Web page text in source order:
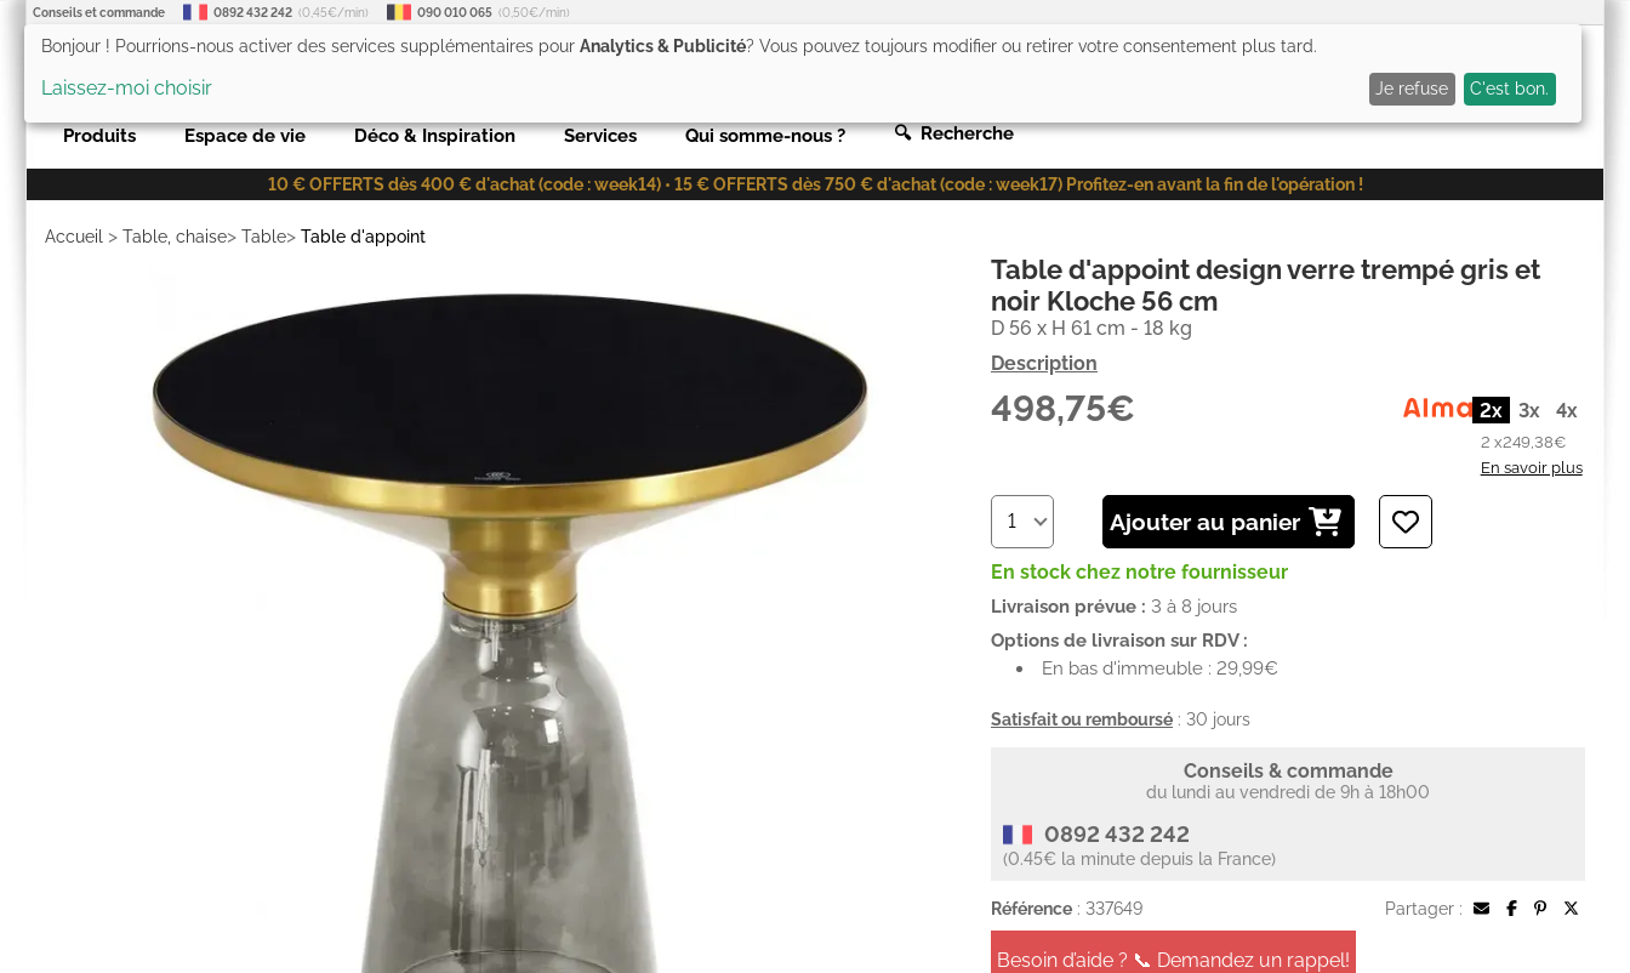
Conseils et commande 0892 432 242 (0,45€/min) 090 010 065 (0,50€/min)
0) Mon panier (0
Produits Espace de vie Déco & Inspiration Services Qui somme-nous ? 🔍 Recherche
10 € OFFERTS dès 400 € d'achat (code : week14) • 15 € OFFERTS dès 750 € d'achat (code : week17) Profitez-en avant la fin de l'opération !
Accueil > Table, chaise> Table> Table d'appoint
Table d'appoint design verre trempé gris et
noir Kloche 56 cm
D 56 x H 61 cm - 18 kg
Description
498,75€ 2x 3x 4x
2 x249,38€
En savoir plus
Ajouter au panier
En stock chez notre fournisseur
Livraison prévue : 3 à 8 jours
Options de livraison sur RDV :
En bas d'immeuble : 29,99€
Satisfait ou remboursé : 30 jours
Conseils & commande
du lundi au vendredi de 9h à 18h00
0892 432 242
(0.45€ la minute depuis la France)
Référence : 337649 Partager :
Besoin d’aide ? 📞 Demandez un rappel!
Bonjour ! Pourrions-nous activer des services supplémentaires pour Analytics & Publicité? Vous pouvez toujours modifier ou retirer votre consentement plus tard.
Laissez-moi choisir Je refuse C'est bon.